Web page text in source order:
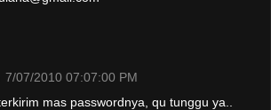
7/07/2010 07:07:00 PM
mas passwordnya, qu tunggu ya..